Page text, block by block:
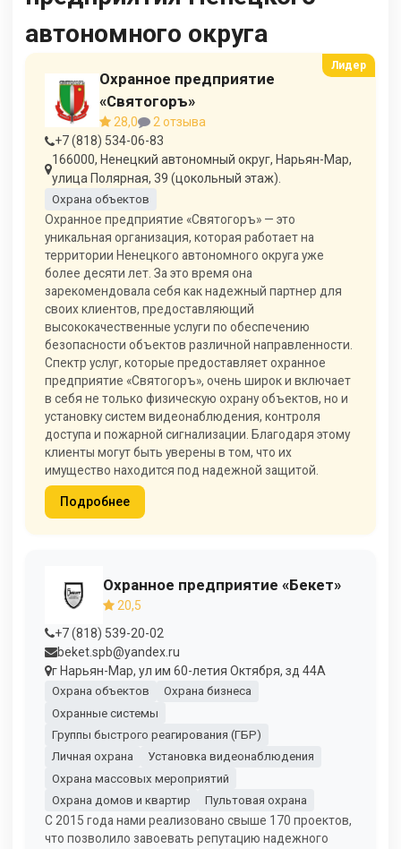
автономного округа
Охранное предприятие
«Святогоръ»
28,0
2 отзыва
+7 (818) 534-06-83
166000, Ненецкий автономный округ, Нарьян-Мар,
улица Полярная, 39 (цокольный этаж).
Охрана объектов
Охранное предприятие «Святогоръ» — это
уникальная организация, которая работает на
территории Ненецкого автономного округа уже
более десяти лет. За это время она
зарекомендовала себя как надежный партнер для
своих клиентов, предоставляющий
высококачественные услуги по обеспечению
безопасности объектов различной направленности.
Спектр услуг, которые предоставляет охранное
предприятие «Святогоръ», очень широк и включает
в себя не только физическую охрану объектов, но и
установку систем видеонаблюдения, контроля
доступа и пожарной сигнализации. Благодаря этому
клиенты могут быть уверены в том, что их
имущество находится под надежной защитой.
Подробнее
Охранное предприятие «Бекет»
20,5
+7 (818) 539-20-02
beket.spb@yandex.ru
г Нарьян-Мар, ул им 60-летия Октября, зд 44А
Охрана объектов
Охрана бизнеса
Охранные системы
Группы быстрого реагирования (ГБР)
Личная охрана
Установка видеонаблюдения
Охрана массовых мероприятий
Охрана домов и квартир
Пультовая охрана
С 2015 года нами реализовано свыше 170 проектов,
что позволило завоевать репутацию надежного